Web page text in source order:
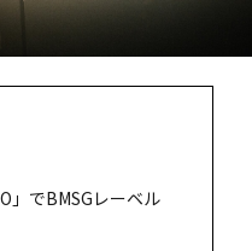
」でBMSGレーベル